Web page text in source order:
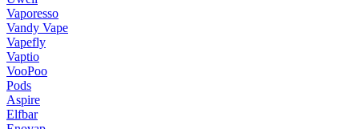
Vaporesso
Vandy Vape
Vapefly
Vaptio
VooPoo
Pods
Aspire
Elfbar